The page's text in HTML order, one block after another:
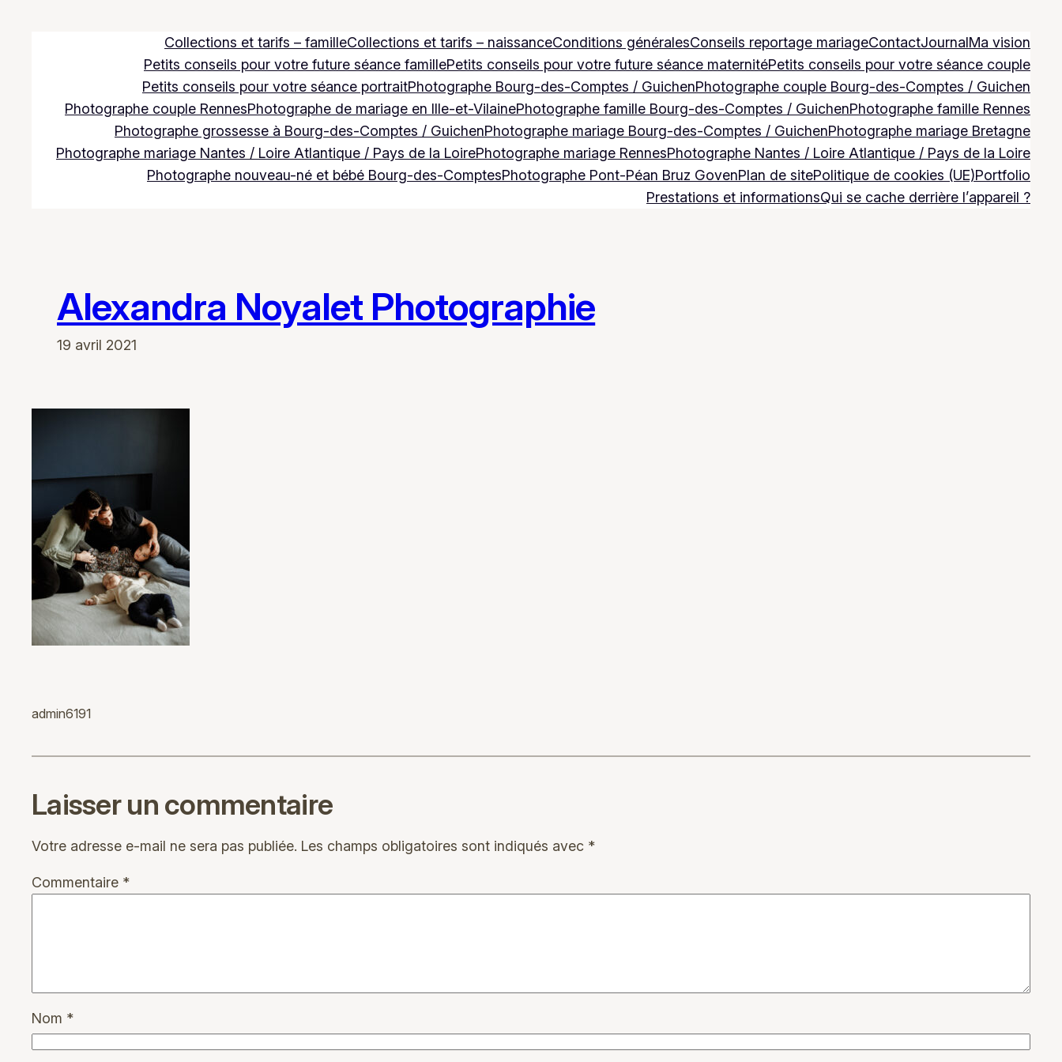
Collections et tarifs – familleCollections et tarifs – naissanceConditions généralesConseils reportage mariageContactJournalMa vision
Petits conseils pour votre future séance famillePetits conseils pour votre future séance maternitéPetits conseils pour votre séance couple
Petits conseils pour votre séance portraitPhotographe Bourg-des-Comptes / GuichenPhotographe couple Bourg-des-Comptes / Guichen
Photographe couple RennesPhotographe de mariage en Ille-et-VilainePhotographe famille Bourg-des-Comptes / GuichenPhotographe famille Rennes
Photographe grossesse à Bourg-des-Comptes / GuichenPhotographe mariage Bourg-des-Comptes / GuichenPhotographe mariage Bretagne
Photographe mariage Nantes / Loire Atlantique / Pays de la LoirePhotographe mariage RennesPhotographe Nantes / Loire Atlantique / Pays de la Loire
Photographe nouveau-né et bébé Bourg-des-ComptesPhotographe Pont-Péan Bruz GovenPlan de sitePolitique de cookies (UE)Portfolio
Prestations et informationsQui se cache derrière l’appareil ?
Alexandra Noyalet Photographie
19 avril 2021
admin6191
Laisser un commentaire
Votre adresse e-mail ne sera pas publiée. Les champs obligatoires sont indiqués avec *
Commentaire *
Nom *